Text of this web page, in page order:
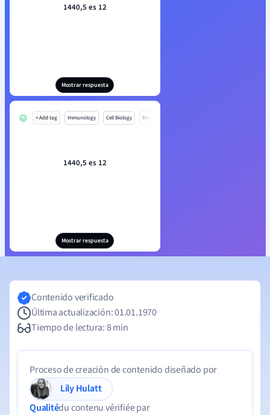
1440,5 es 12
Mostrar respuesta
+ Add tag Immunology Cell Biology Mo
1440,5 es 12
Mostrar respuesta
Contenido verificado
Última actualización: 01.01.1970
Tiempo de lectura: 8 min
Proceso de creación de contenido diseñado por
Lily Hulatt
Qualitédu contenu vérifiée par